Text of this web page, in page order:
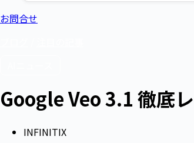
お問合せ
Google Veo 3.1 徹底
INFINITIX